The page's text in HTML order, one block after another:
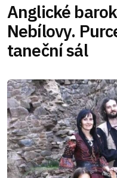
Anglické
Nebílovy.
taneční sál